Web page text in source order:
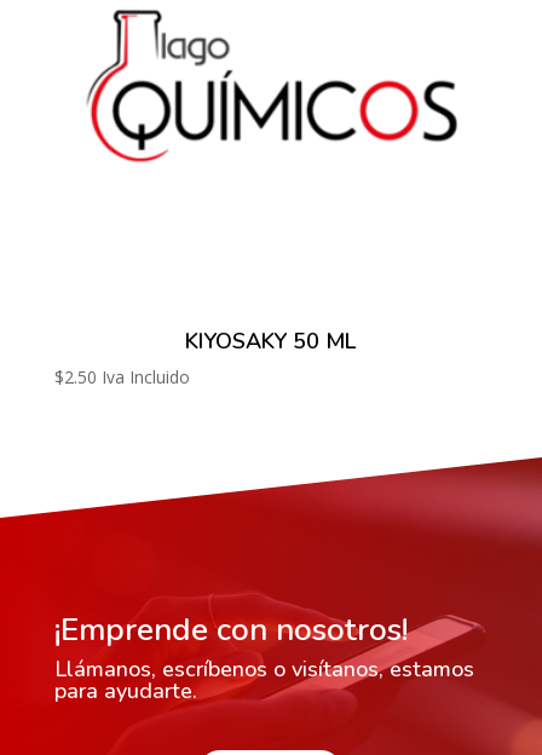
KIYOSAKY 50 ML
$2.50 Iva Incluido
¡Emprende con nosotros!
Llámanos, escríbenos o visítanos, estamos
para ayudarte.